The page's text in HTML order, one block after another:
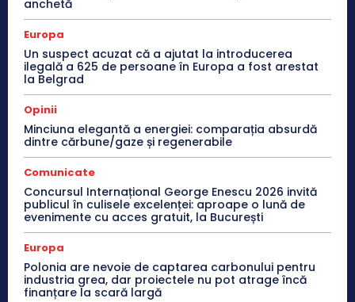
anchetă
Europa
Un suspect acuzat că a ajutat la introducerea
ilegală a 625 de persoane în Europa a fost arestat
la Belgrad
Opinii
Minciuna elegantă a energiei: comparația absurdă
dintre cărbune/gaze și regenerabile
Comunicate
Concursul Internațional George Enescu 2026 invită
publicul în culisele excelenței: aproape o lună de
evenimente cu acces gratuit, la București
Europa
Polonia are nevoie de captarea carbonului pentru
industria grea, dar proiectele nu pot atrage încă
finanțare la scară largă